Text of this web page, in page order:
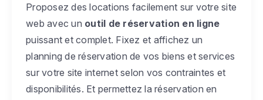
Proposez des locations facilement sur votre site
web avec un outil de réservation en ligne
puissant et complet. Fixez et affichez un
planning de réservation de vos biens et services
sur votre site internet selon vos contraintes et
disponibilités. Et permettez la réservation en